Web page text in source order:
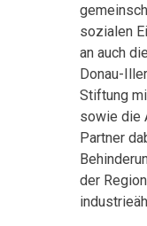
sozialen
an auch
Donau-
Stiftung
sowie die
Partner
der